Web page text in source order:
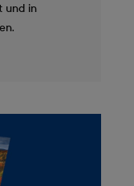
und in